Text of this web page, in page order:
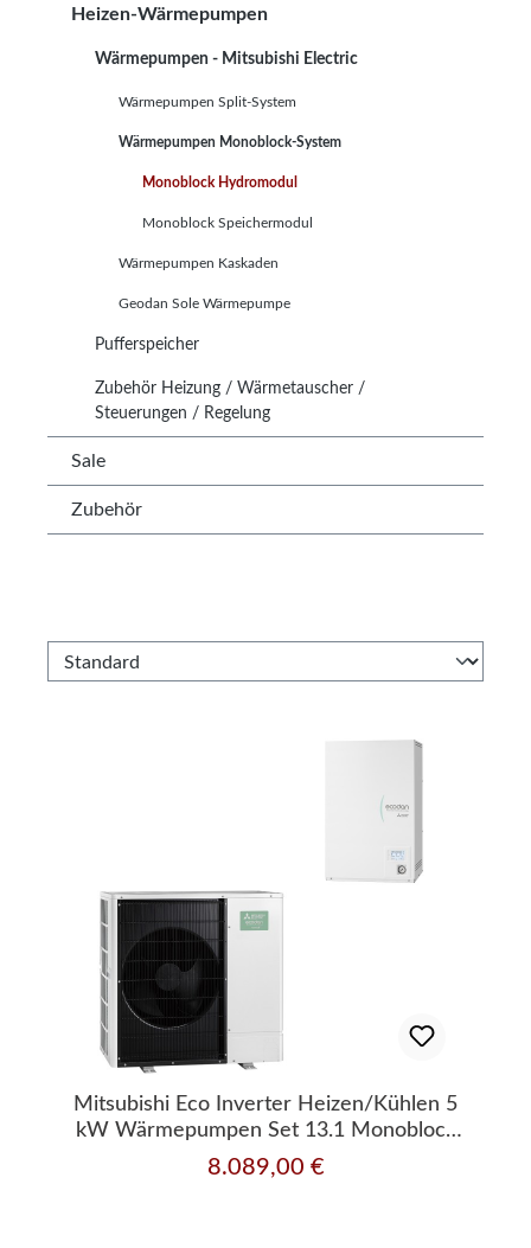
Heizen-Wärmepumpen
Wärmepumpen - Mitsubishi Electric
Wärmepumpen Split-System
Wärmepumpen Monoblock-System
Monoblock Hydromodul
Monoblock Speichermodul
Wärmepumpen Kaskaden
Geodan Sole Wärmepumpe
Pufferspeicher
Zubehör Heizung / Wärmetauscher /
Steuerungen / Regelung
Sale
Zubehör
Mitsubishi Eco Inverter Heizen/Kühlen 5
kW Wärmepumpen Set 13.1 Monoblock
R290
Regulärer Preis:
8.089,00 €